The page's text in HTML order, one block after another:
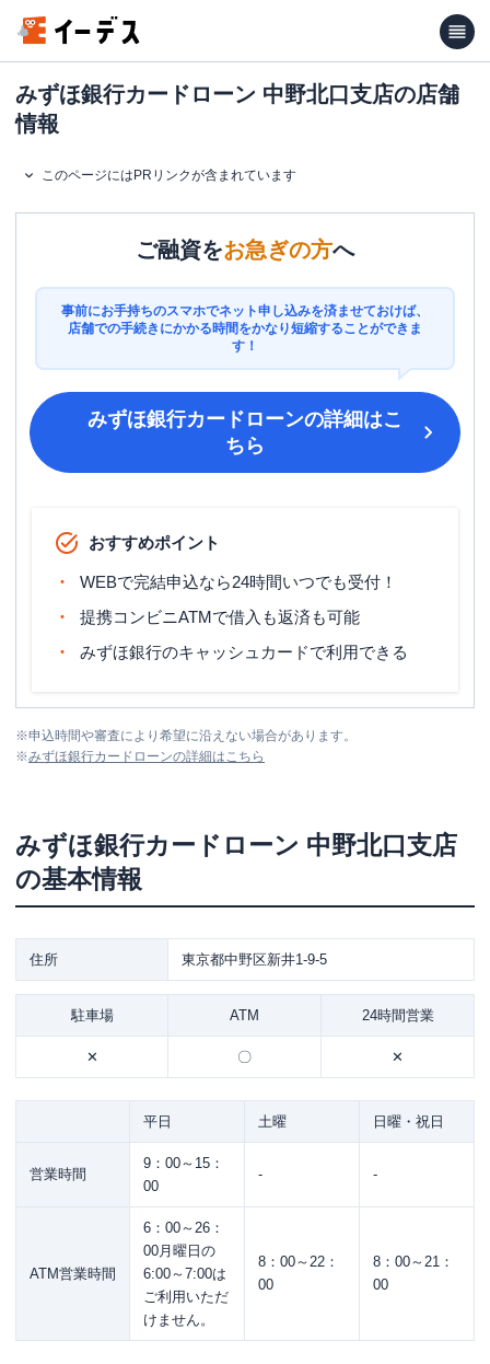
みずほ銀行カードローン 中野北口支店の店舗
情報
このページにはPRリンクが含まれています
ご融資をお急ぎの方へ
事前にお手持ちのスマホでネット申し込みを済ませておけば、
店舗での手続きにかかる時間をかなり短縮することができま
す！
みずほ銀行カードローンの詳細はこ
ちら
おすすめポイント
WEBで完結申込なら24時間いつでも受付！
提携コンビニATMで借入も返済も可能
みずほ銀行のキャッシュカードで利用できる
※申込時間や審査により希望に沿えない場合があります。
※みずほ銀行カードローンの詳細はこちら
みずほ銀行カードローン 中野北口支店
の基本情報
住所 東京都中野区新井1-9-5
駐車場 ATM 24時間営業
✕ 〇 ✕
平日 土曜 日曜・祝日
営業時間
9：00～15：
00
- -
ATM営業時間
6：00～26：
00月曜日の
6:00～7:00は
ご利用いただ
けません。
8：00～22：
00
8：00～21：
00